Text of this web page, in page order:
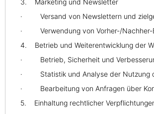
3. Marketing und Newsletter
· Versand von Newslettern und
· Verwendung von Vorher-/Nachher-
4. Betrieb und Weiterentwicklung der
· Betrieb, Sicherheit und
· Statistik und Analyse der Nutzung
· Bearbeitung von Anfragen über
5. Einhaltung rechtlicher